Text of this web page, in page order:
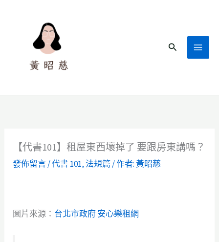
搜
【代書101】租屋東西壞掉了 要跟房東講嗎？
發佈留言/代書 101, 法規篇/ 作者:黃昭慈
圖片來源： 台北市政府 安心樂租網